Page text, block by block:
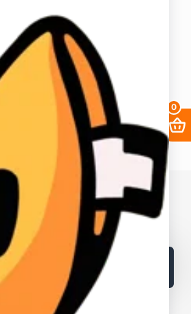
02405202310226.
Кабинет поставщикаБраузеры
получать выгоднее?Контакты
Поддержка магазина
0